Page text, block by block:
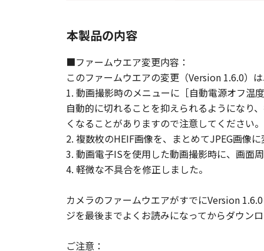
本製品の内容
■ファームウエア変更内容：
このファームウエアの変更（Version 1.6.0）
1. 動画撮影時のメニューに［自動電源オフ温
自動的に切れることを抑えられるようになり
くなることがありますので注意してください。
2. 複数枚のHEIF画像を、まとめてJPEG画像
3. 動画電子ISを使用した動画撮影時に、画面
4. 軽微な不具合を修正しました。
カメラのファームウエアがすでにVersion
ジを最後までよくお読みになってからダウン
ご注意：